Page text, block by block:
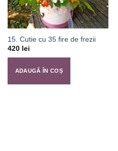
15. Cutie cu 35 fire de frezii
420 lei
ADAUGĂ ÎN COȘ